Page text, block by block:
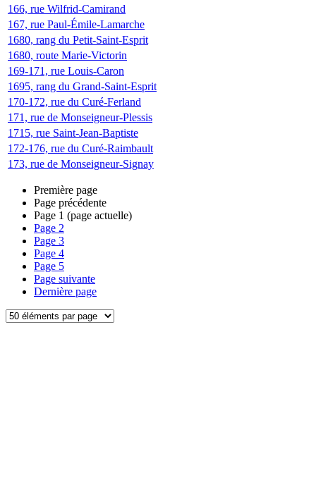
166, rue Wilfrid-Camirand
167, rue Paul-Émile-Lamarche
1680, rang du Petit-Saint-Esprit
1680, route Marie-Victorin
169-171, rue Louis-Caron
1695, rang du Grand-Saint-Esprit
170-172, rue du Curé-Ferland
171, rue de Monseigneur-Plessis
1715, rue Saint-Jean-Baptiste
172-176, rue du Curé-Raimbault
173, rue de Monseigneur-Signay
Première page
Page précédente
Page 1 (page actuelle)
Page 2
Page 3
Page 4
Page 5
Page suivante
Dernière page